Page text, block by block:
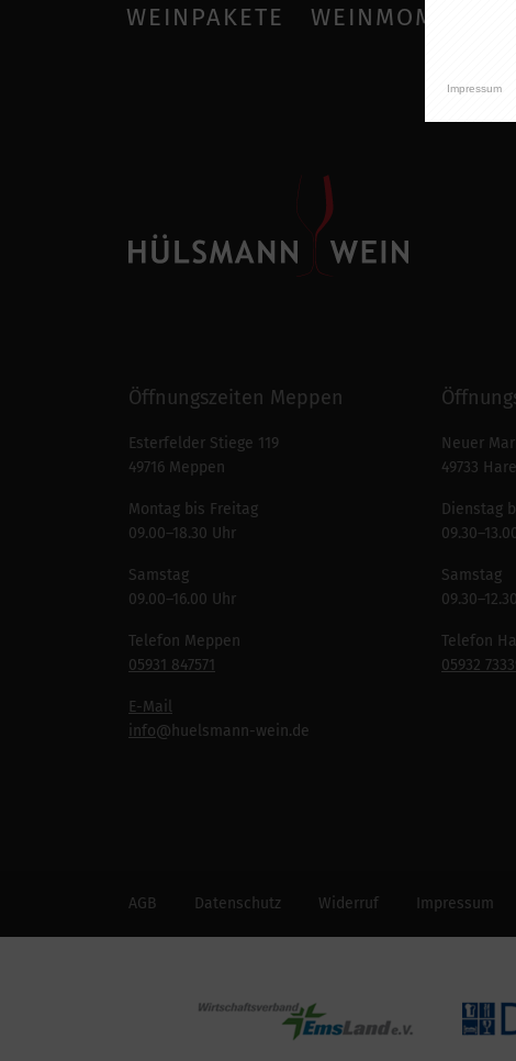
WEINPAKETE WEINMOMENTE
Öffnungszeiten Meppen
Esterfelder Stiege 119
49716 Meppen
Montag bis Freitag
09.00–18.30 Uhr
Samstag
09.00–16.00 Uhr
Telefon Meppen
05931 847571
E-Mail
info@huelsmann-wein.de
Neuer
49733
Dienstag
Samstag
Telefon
05932
AGB Datenschutz Widerruf Impressum
Impressum